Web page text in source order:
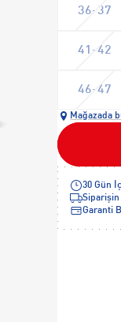
36-37
41-42
46-47
Mağazada
30 Gün
Garanti